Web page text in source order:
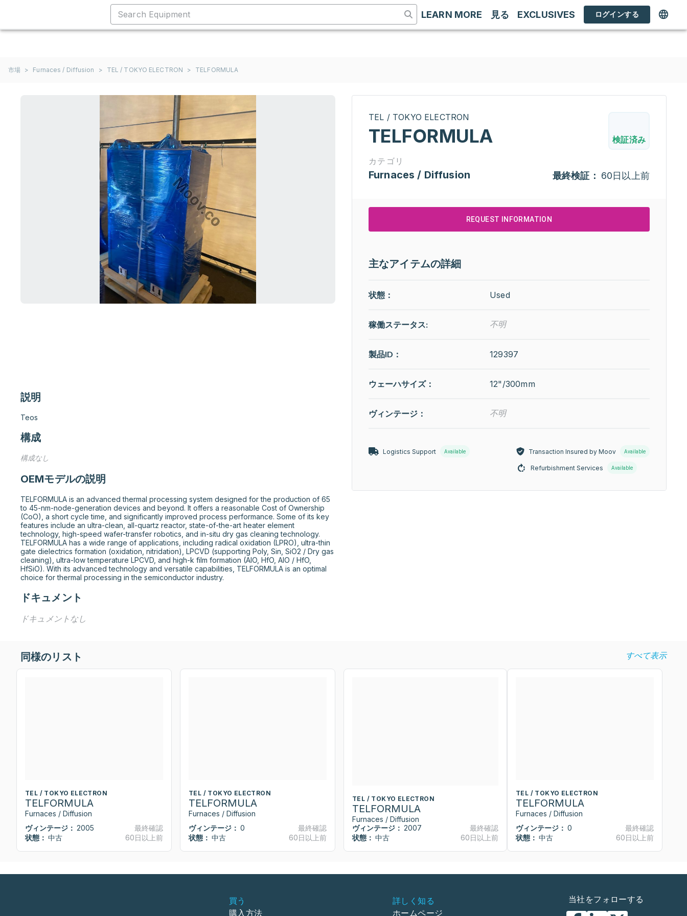
LEARN MORE 見る EXCLUSIVES ログインする
市場 > Furnaces / Diffusion > TEL / TOKYO ELECTRON > TELFORMULA
説明
Teos
構成
構成なし
OEMモデルの説明
TELFORMULA is an advanced thermal processing system designed for the production of 65
to 45-nm-node-generation devices and beyond. It offers a reasonable Cost of Ownership
(CoO), a short cycle time, and significantly improved process performance. Some of its key
features include an ultra-clean, all-quartz reactor, state-of-the-art heater element
technology, high-speed wafer-transfer robotics, and in-situ dry gas cleaning technology.
TELFORMULA has a wide range of applications, including radical oxidation (LPRO), ultra-thin
gate dielectrics formation (oxidation, nitridation), LPCVD (supporting Poly, Sin, SiO2 / Dry gas
cleaning), ultra-low temperature LPCVD, and high-k film formation (AIO, HfO, AIO / HfO,
HfSiO). With its advanced technology and versatile capabilities, TELFORMULA is an optimal
choice for thermal processing in the semiconductor industry.
ドキュメント
ドキュメントなし
TEL / TOKYO ELECTRON
TELFORMULA 検証済み
カテゴリ
Furnaces / Diffusion 最終検証： 60日以上前
REQUEST INFORMATION
主なアイテムの詳細
状態： Used
稼働ステータス: 不明
製品ID： 129397
ウェーハサイズ： 12"/300mm
ヴィンテージ： 不明
Logistics Support Available Transaction Insured by Moov Available
Refurbishment Services Available
同様のリスト すべて表示
TEL / TOKYO ELECTRON
TELFORMULA
Furnaces / Diffusion
ヴィンテージ： 2005
状態： 中古
最終確認
60日以上前
TEL / TOKYO ELECTRON
TELFORMULA
Furnaces / Diffusion
ヴィンテージ： 0
状態： 中古
最終確認
60日以上前
TEL / TOKYO ELECTRON
TELFORMULA
Furnaces / Diffusion
ヴィンテージ： 2007
状態： 中古
最終確認
60日以上前
TEL / TOKYO ELECTRON
TELFORMULA
Furnaces / Diffusion
ヴィンテージ： 0
状態： 中古
最終確認
60日以上前
買う
購入方法
詳しく知る
ホームページ
当社をフォローする